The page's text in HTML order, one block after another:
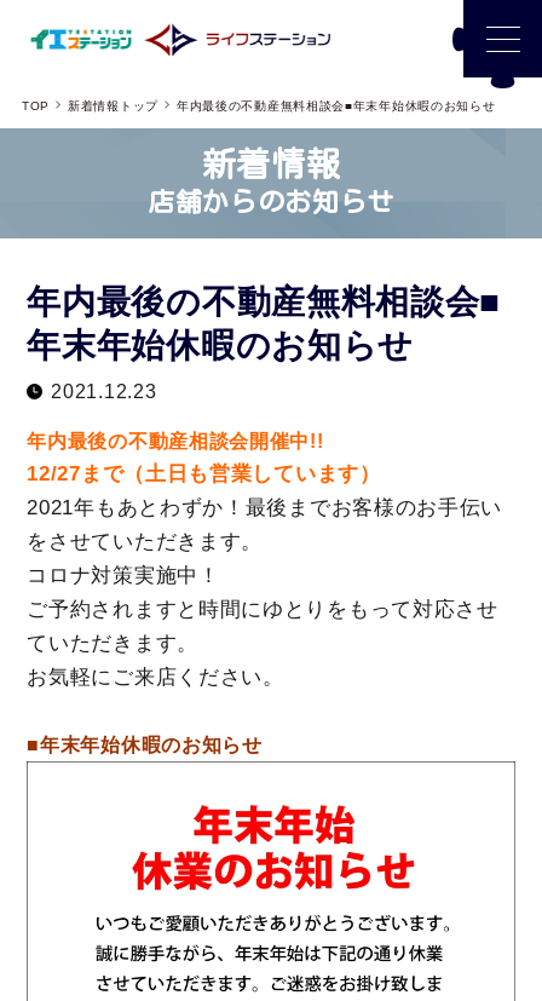
TOP 新着情報トップ 年内最後の不動産無料相談会■年末年始休暇のお知らせ
新着情報
店舗からのお知らせ
年内最後の不動産無料相談会■
年末年始休暇のお知らせ
2021.12.23
年内最後の不動産相談会開催中!!
12/27まで（土日も営業しています）
2021年もあとわずか！最後までお客様のお手伝い
をさせていただきます。
コロナ対策実施中！
ご予約されますと時間にゆとりをもって対応させ
ていただきます。
お気軽にご来店ください。
■年末年始休暇のお知らせ